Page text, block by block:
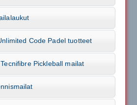
Code Padel tuotteet
Pickleball mailat